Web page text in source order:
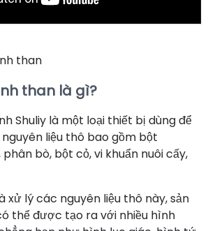
than
than là gì?
Shuliy là một loại thiết bị dùng để
liệu thô bao gồm bột
bò, bột cỏ, vi khuẩn nuôi cấy,
xử lý các nguyên liệu thô này, sản
thể được tạo ra với nhiều hình